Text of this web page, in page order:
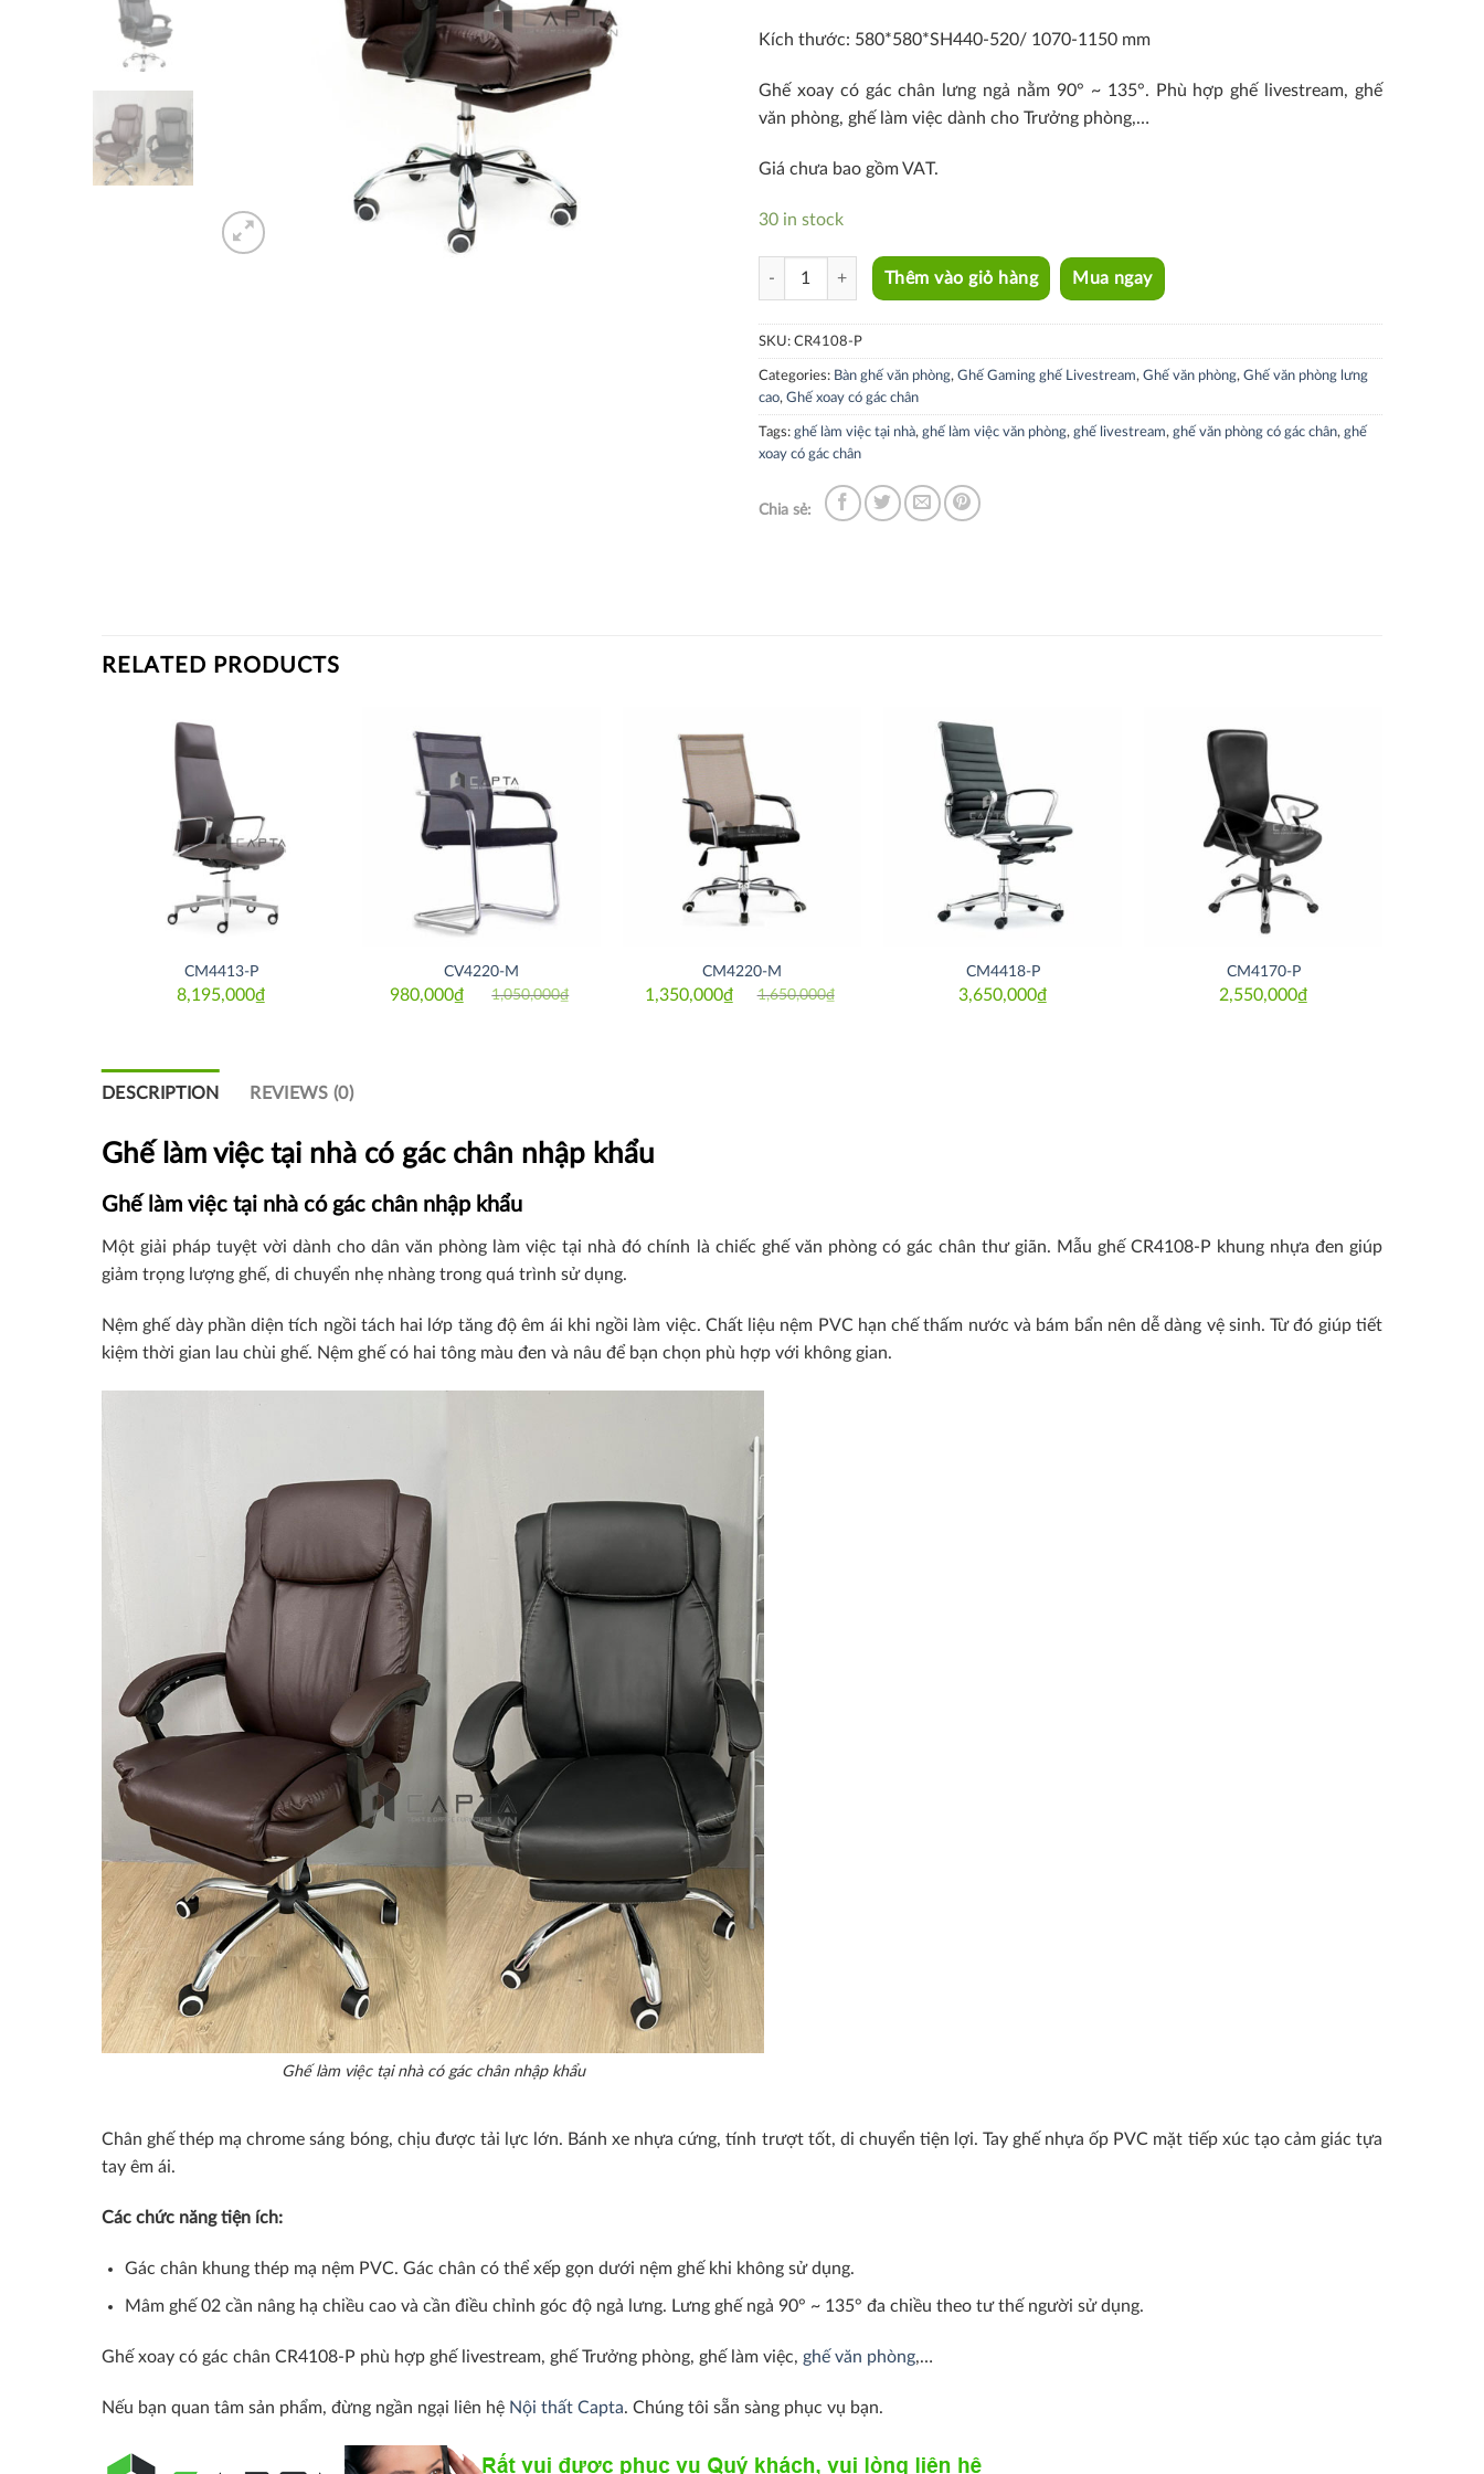
Kích thước: 580*580*SH440-520/ 1070-1150 mm
Ghế xoay có gác chân lưng ngả nằm 90° ~ 135°. Phù hợp ghế livestream, ghế
văn phòng, ghế làm việc dành cho Trưởng phòng,…
Giá chưa bao gồm VAT.
30 in stock
CR4108-P quantity
Thêm vào giỏ hàng Mua ngay
SKU: CR4108-P
Categories: Bàn ghế văn phòng, Ghế Gaming ghế Livestream, Ghế văn phòng, Ghế văn phòng lưng
cao, Ghế xoay có gác chân
Tags: ghế làm việc tại nhà, ghế làm việc văn phòng, ghế livestream, ghế văn phòng có gác chân, ghế
xoay có gác chân
Chia sẻ:
RELATED PRODUCTS
CM4413-P
8,195,000₫
CV4220-M
1,050,000₫
Original
980,000₫
Current
CM4220-M
1,650,000₫
Original
1,350,000₫
Current
CM4418-P
3,650,000₫
CM4170-P
2,550,000₫
DESCRIPTION REVIEWS (0)
Ghế làm việc tại nhà có gác chân nhập khẩu
Ghế làm việc tại nhà có gác chân nhập khẩu
Một giải pháp tuyệt vời dành cho dân văn phòng làm việc tại nhà đó chính là chiếc ghế văn phòng có gác chân thư giãn. Mẫu ghế CR4108-P khung nhựa đen giúp
giảm trọng lượng ghế, di chuyển nhẹ nhàng trong quá trình sử dụng.
Nệm ghế dày phần diện tích ngồi tách hai lớp tăng độ êm ái khi ngồi làm việc. Chất liệu nệm PVC hạn chế thấm nước và bám bẩn nên dễ dàng vệ sinh. Từ đó giúp tiết
kiệm thời gian lau chùi ghế. Nệm ghế có hai tông màu đen và nâu để bạn chọn phù hợp với không gian.
Ghế làm việc tại nhà có gác chân nhập khẩu
Chân ghế thép mạ chrome sáng bóng, chịu được tải lực lớn. Bánh xe nhựa cứng, tính trượt tốt, di chuyển tiện lợi. Tay ghế nhựa ốp PVC mặt tiếp xúc tạo cảm giác tựa
tay êm ái.
Các chức năng tiện ích:
Gác chân khung thép mạ nệm PVC. Gác chân có thể xếp gọn dưới nệm ghế khi không sử dụng.
Mâm ghế 02 cần nâng hạ chiều cao và cần điều chỉnh góc độ ngả lưng. Lưng ghế ngả 90° ~ 135° đa chiều theo tư thế người sử dụng.
Ghế xoay có gác chân CR4108-P phù hợp ghế livestream, ghế Trưởng phòng, ghế làm việc, ghế văn phòng,…
Nếu bạn quan tâm sản phẩm, đừng ngần ngại liên hệ Nội thất Capta. Chúng tôi sẵn sàng phục vụ bạn.